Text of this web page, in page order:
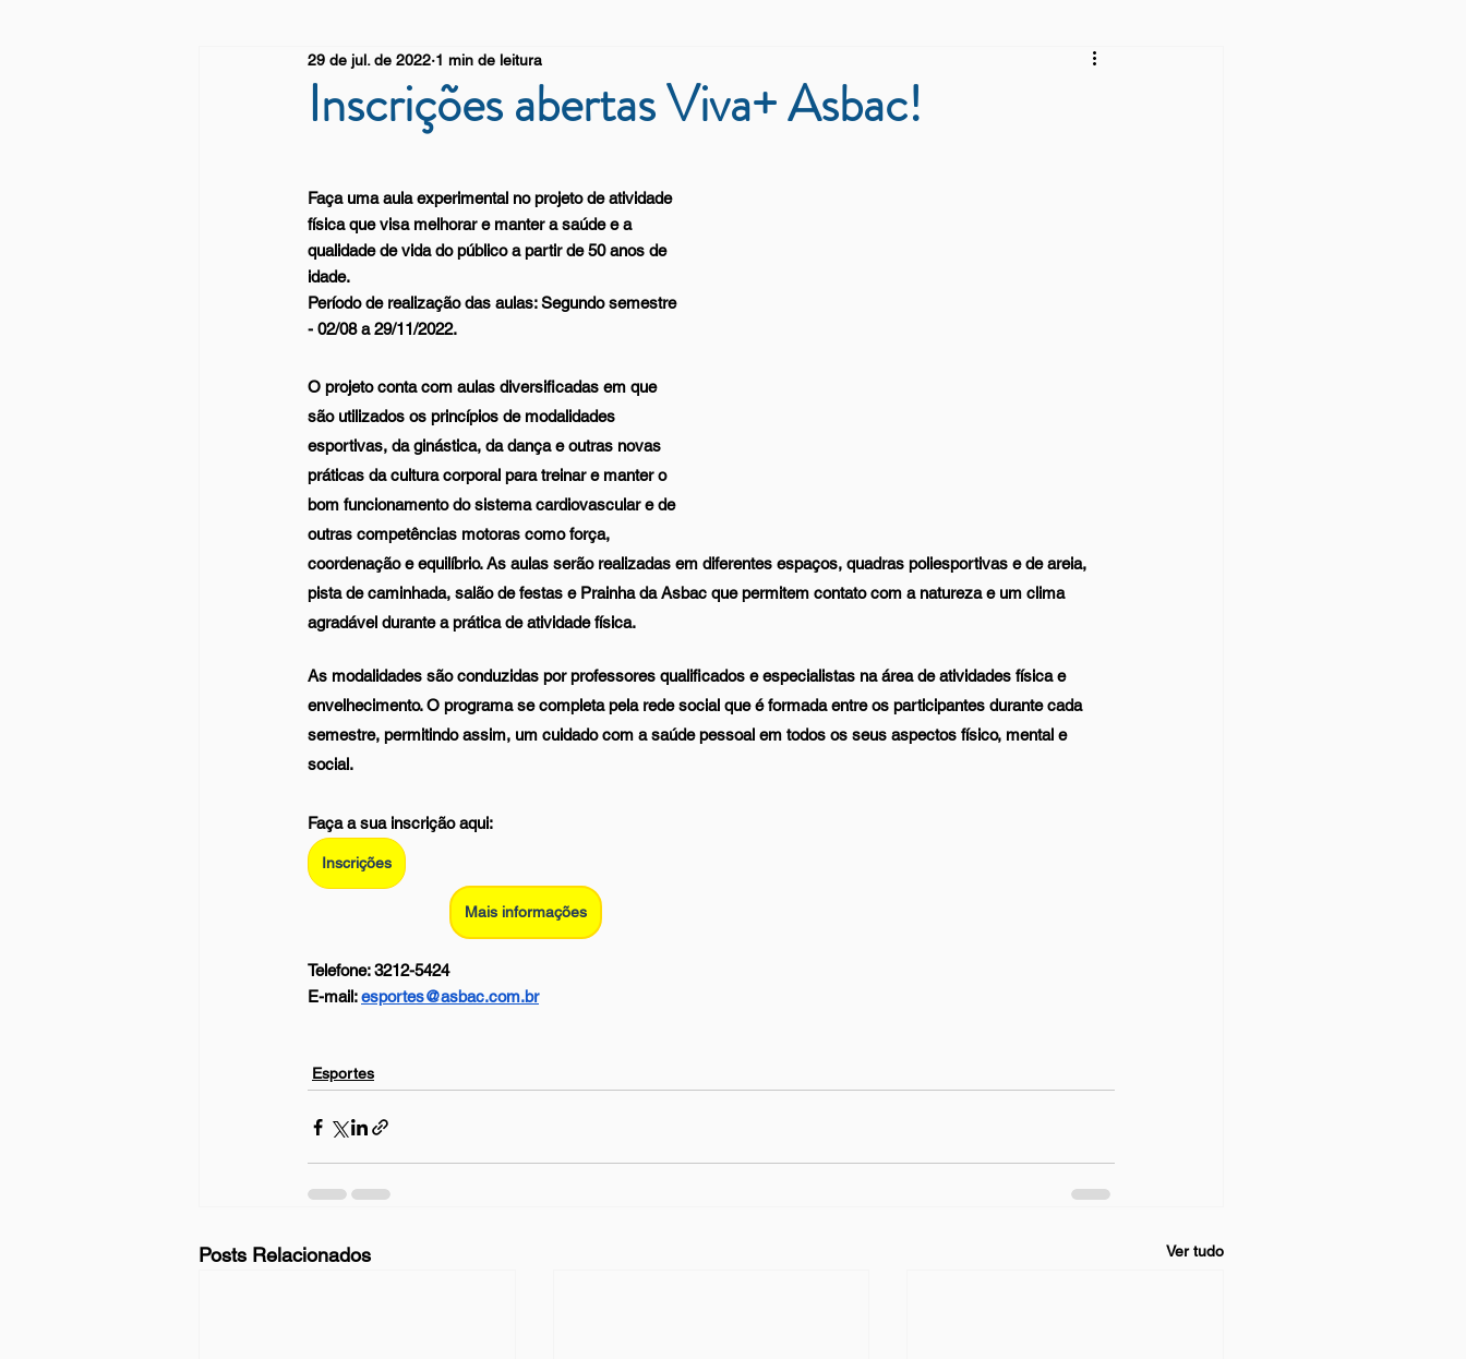
Beneficientes Arrendatários Vantagens Asbac
Inscrições abertas Viva+ Asbac!
29 de jul. de 2022 1 min de leitura
Faça uma aula experimental no projeto de atividade
física que visa melhorar e manter a saúde e a
qualidade de vida do público a partir de 50 anos de
idade.
Período de realização das aulas: Segundo semestre
- 02/08 a 29/11/2022.
O projeto conta com aulas diversificadas em que
são utilizados os princípios de modalidades
esportivas, da ginástica, da dança e outras novas
práticas da cultura corporal para treinar e manter o
bom funcionamento do sistema cardiovascular e de
outras competências motoras como força,
coordenação e equilíbrio. As aulas serão realizadas em diferentes espaços, quadras poliesportivas e de areia,
pista de caminhada, salão de festas e Prainha da Asbac que permitem contato com a natureza e um clima
agradável durante a prática de atividade física.
As modalidades são conduzidas por professores qualificados e especialistas na área de atividades física e
envelhecimento. O programa se completa pela rede social que é formada entre os participantes durante cada
semestre, permitindo assim, um cuidado com a saúde pessoal em todos os seus aspectos físico, mental e
social.
Faça a sua inscrição aqui:
Inscrições
Mais informações
Telefone: 3212-5424
E-mail: esportes@asbac.com.br
Esportes
Posts Relacionados Ver tudo